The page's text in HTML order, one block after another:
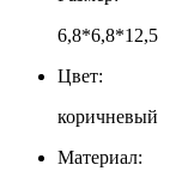
6,8*6,8*12,5
Цвет:
коричневый
Материал: